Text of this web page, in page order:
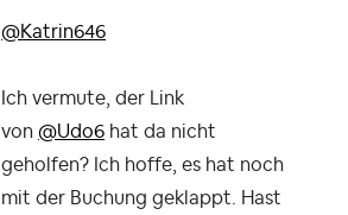
@Katrin646
Ich vermute, der Link
von @Udo6 hat da nicht
geholfen? Ich hoffe, es hat noch
mit der Buchung geklappt. Hast